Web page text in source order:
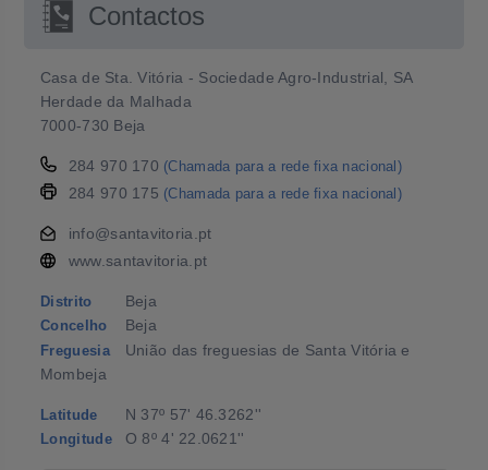
Contactos
Casa de Sta. Vitória - Sociedade Agro-Industrial, SA
Herdade da Malhada
7000-730 Beja
284 970 170 (Chamada para a rede fixa nacional)
284 970 175 (Chamada para a rede fixa nacional)
info@santavitoria.pt
www.santavitoria.pt
Distrito Beja
Concelho Beja
Freguesia
União das freguesias de Santa Vitória e
Mombeja
Latitude N 37º 57' 46.3262''
Longitude O 8º 4' 22.0621''